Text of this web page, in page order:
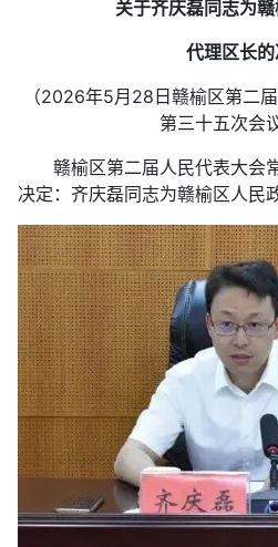
关于齐庆磊同志为
代理区长
（2026年5月28日赣榆区第二
第三十五次会
赣榆区第二届人民代表大会
决定：齐庆磊同志为赣榆区人民